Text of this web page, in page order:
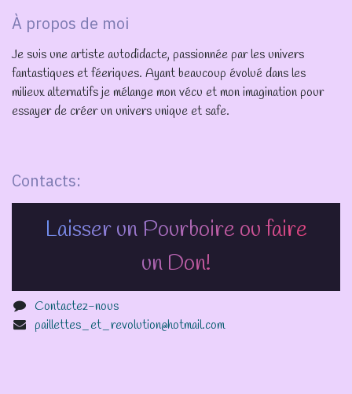
À propos de moi
Je suis une artiste autodidacte, passionnée par les univers
fantastiques et féeriques. Ayant beaucoup évolué dans les
milieux alternatifs je mélange mon vécu et mon imagination pour
essayer de créer un univers unique et safe.
Contacts:
Laisser un Pourboire ou faire
un Don!
Contactez-nous
paillettes_et_revolution@hotmail.com